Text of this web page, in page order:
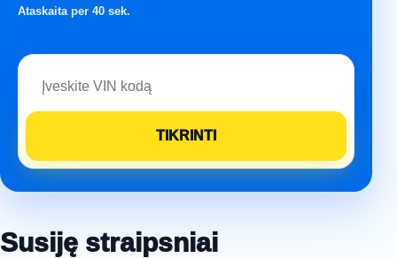
Ataskaita per 40 sek.
Susiję straipsniai